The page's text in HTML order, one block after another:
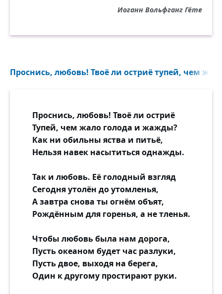
Иоганн Вольфганг Гёте
Проснись, любовь! Твоё ли остриё тупей, чем
Проснись, любовь! Твоё ли остриё
Тупей, чем жало голода и жажды?
Как ни обильны яства и питьё,
Нельзя навек насытиться однажды.
Так и любовь. Её голодный взгляд
Сегодня утолён до утомленья,
А завтра снова ты огнём объят,
Рождённым для горенья, а не тленья.
Чтобы любовь была нам дорога,
Пусть океаном будет час разлуки,
Пусть двое, выходя на берега,
Один к другому простирают руки.